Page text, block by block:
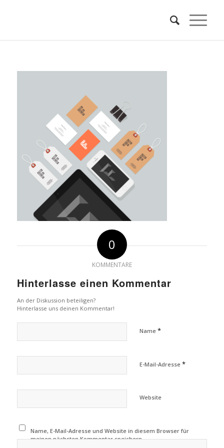
0
KOMMENTARE
Hinterlasse einen Kommentar
An der Diskussion beteiligen?
Hinterlasse uns deinen Kommentar!
Name *
E-Mail-Adresse *
Website
Name, E-Mail-Adresse und Website in diesem Browser für
meinen nächsten Kommentar speichern.